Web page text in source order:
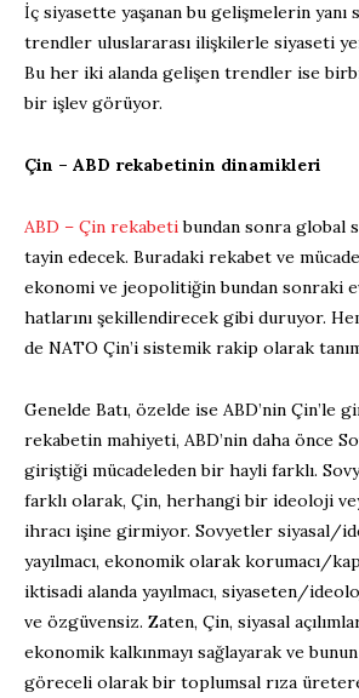
İç siyasette yaşanan bu gelişmelerin yanı
trendler uluslararası ilişkilerle siyaseti
Bu her iki alanda gelişen trendler ise
bir işlev görüyor.
Çin – ABD rekabetinin dinamikleri
ABD – Çin rekabetibundan sonra global
tayin edecek. Buradaki rekabet ve
ekonomi ve jeopolitiğin bundan sonraki
hatlarını şekillendirecek gibi duruyor.
de NATO Çin’i sistemik rakip olarak
Genelde Batı, özelde ise ABD’nin Çin’le
rekabetin mahiyeti, ABD’nin daha önce
giriştiği mücadeleden bir hayli farklı.
farklı olarak, Çin, herhangi bir ideoloji
ihracı işine girmiyor. Sovyetler siyasal/
yayılmacı, ekonomik olarak korumacı/
iktisadi alanda yayılmacı, siyaseten/
ve özgüvensiz. Zaten, Çin, siyasal
ekonomik kalkınmayı sağlayarak ve
göreceli olarak bir toplumsal rıza